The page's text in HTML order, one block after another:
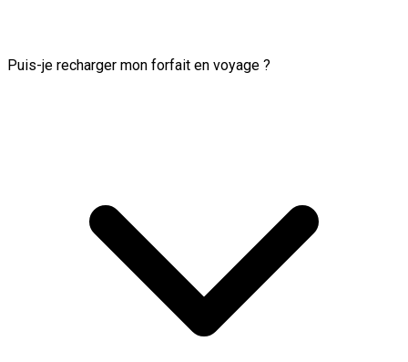
Puis-je recharger mon forfait en voyage ?